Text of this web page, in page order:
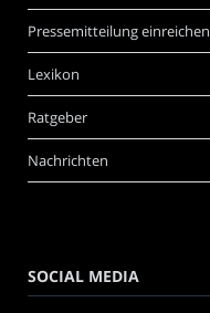
Pressemitteilung einreichen
Lexikon
Ratgeber
Nachrichten
SOCIAL MEDIA